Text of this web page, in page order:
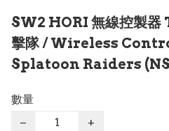
SW2 HORI 無線控製器
擊隊 / Wireless
Splatoon Raiders
數量
−
+